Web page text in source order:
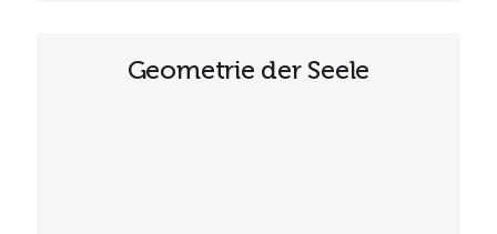
Geometrie der Seele